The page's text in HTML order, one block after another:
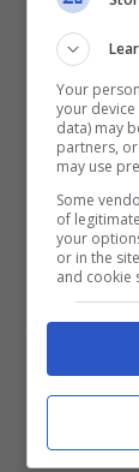
sarebbe
dietro le
ma che
Your
your
data) may
partners,
may use
Some
of
your
or in the
and cookie